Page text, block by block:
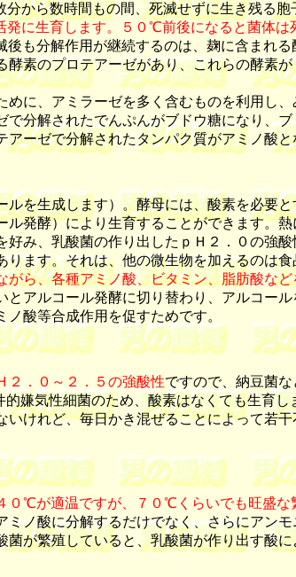
から数時間もの間、死滅せずに生き残る胞
に生育します。５０℃前後になると菌体
後も分解作用が継続するのは、麹に含まれ
素のプロテアーゼがあり、これらの酵素
に、アミラーゼを多く含むものを利用し
分解されたでんぷんがブドウ糖になり、
ーゼで分解されたタンパク質がアミノ酸と
生成します）。酵母には、酸素を必要
発酵）により生育することができます。
み、乳酸菌の作り出したｐＨ２．０の強酸
ます。それは、他の微生物を加えるのは
がら、各種アミノ酸、ビタミン、脂肪酸な
アルコール発酵に切り替わり、アルコー
酸等合成作用を促すためです。
２．０～２．５の強酸性ですので、納豆菌
気性細菌のため、酸素はなくても生育し
けれど、毎日かき混ぜることによって若
０℃が適温ですが、７０℃くらいでも旺盛な
ミノ酸に分解するだけでなく、さらにアン
が繁殖していると、乳酸菌が作り出す酸